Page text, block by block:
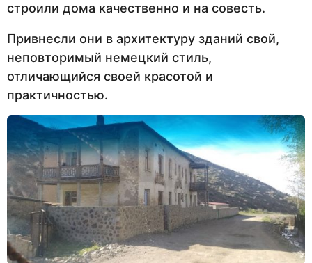
строили дома качественно и на совесть.
Привнесли они в архитектуру зданий свой,
неповторимый немецкий стиль,
отличающийся своей красотой и
практичностью.